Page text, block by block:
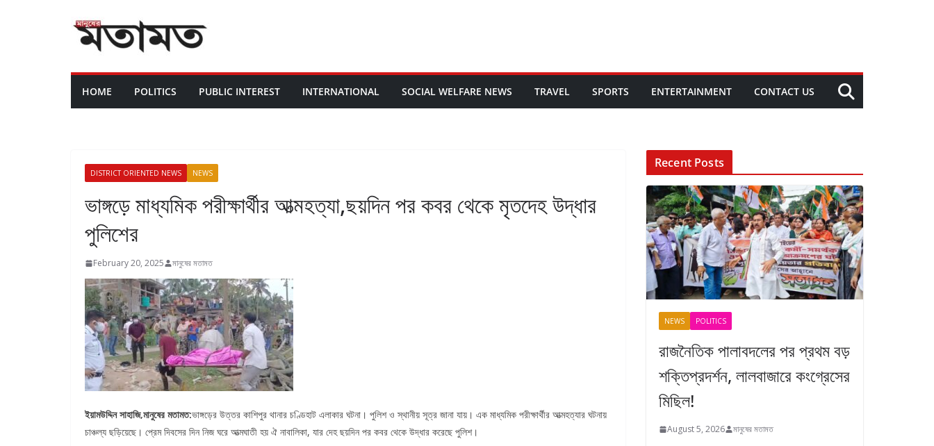
HOME POLITICS PUBLIC INTEREST INTERNATIONAL SOCIAL WELFARE NEWS TRAVEL SPORTS ENTERTAINMENT CONTACT US
DISTRICT ORIENTED NEWS NEWS
ভাঙ্গড়ে মাধ্যমিক পরীক্ষার্থীর আত্মহত্যা,ছয়দিন পর কবর থেকে মৃতদেহ উদ্ধার
পুলিশের
February 20, 2025 মানুষের মতামত
ইয়ামউদ্দিন সাহাজি,মানুষের মতামত:ভাঙ্গড়ের উত্তর কাশিপুর থানার চণ্ডিহাট এলাকার ঘটনা। পুলিশ ও স্থানীয় সূত্র জানা যায়। এক মাধ্যমিক পরীক্ষার্থীর আত্মহত্যার ঘটনায়
চাঞ্চল্য ছড়িয়েছে। প্রেম দিবসের দিন নিজ ঘরে আত্মঘাতী হয় ঐ নাবালিকা, যার দেহ ছয়দিন পর কবর থেকে উদ্ধার করেছে পুলিশ।
Recent Posts
NEWS POLITICS
রাজনৈতিক পালাবদলের পর প্রথম বড়
শক্তিপ্রদর্শন, লালবাজারে কংগ্রেসের
মিছিল!
August 5, 2026 মানুষের মতামত